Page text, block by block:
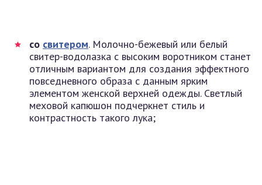
со свитером. Молочно-бежевый или белый
свитер-водолазка с высоким воротником станет
отличным вариантом для создания эффектного
повседневного образа с данным ярким
элементом женской верхней одежды. Светлый
меховой капюшон подчеркнет стиль и
контрастность такого лука;